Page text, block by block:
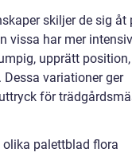
skiljer de sig åt
vissa har mer
upprätt
variationer ger
för
palettblad flora